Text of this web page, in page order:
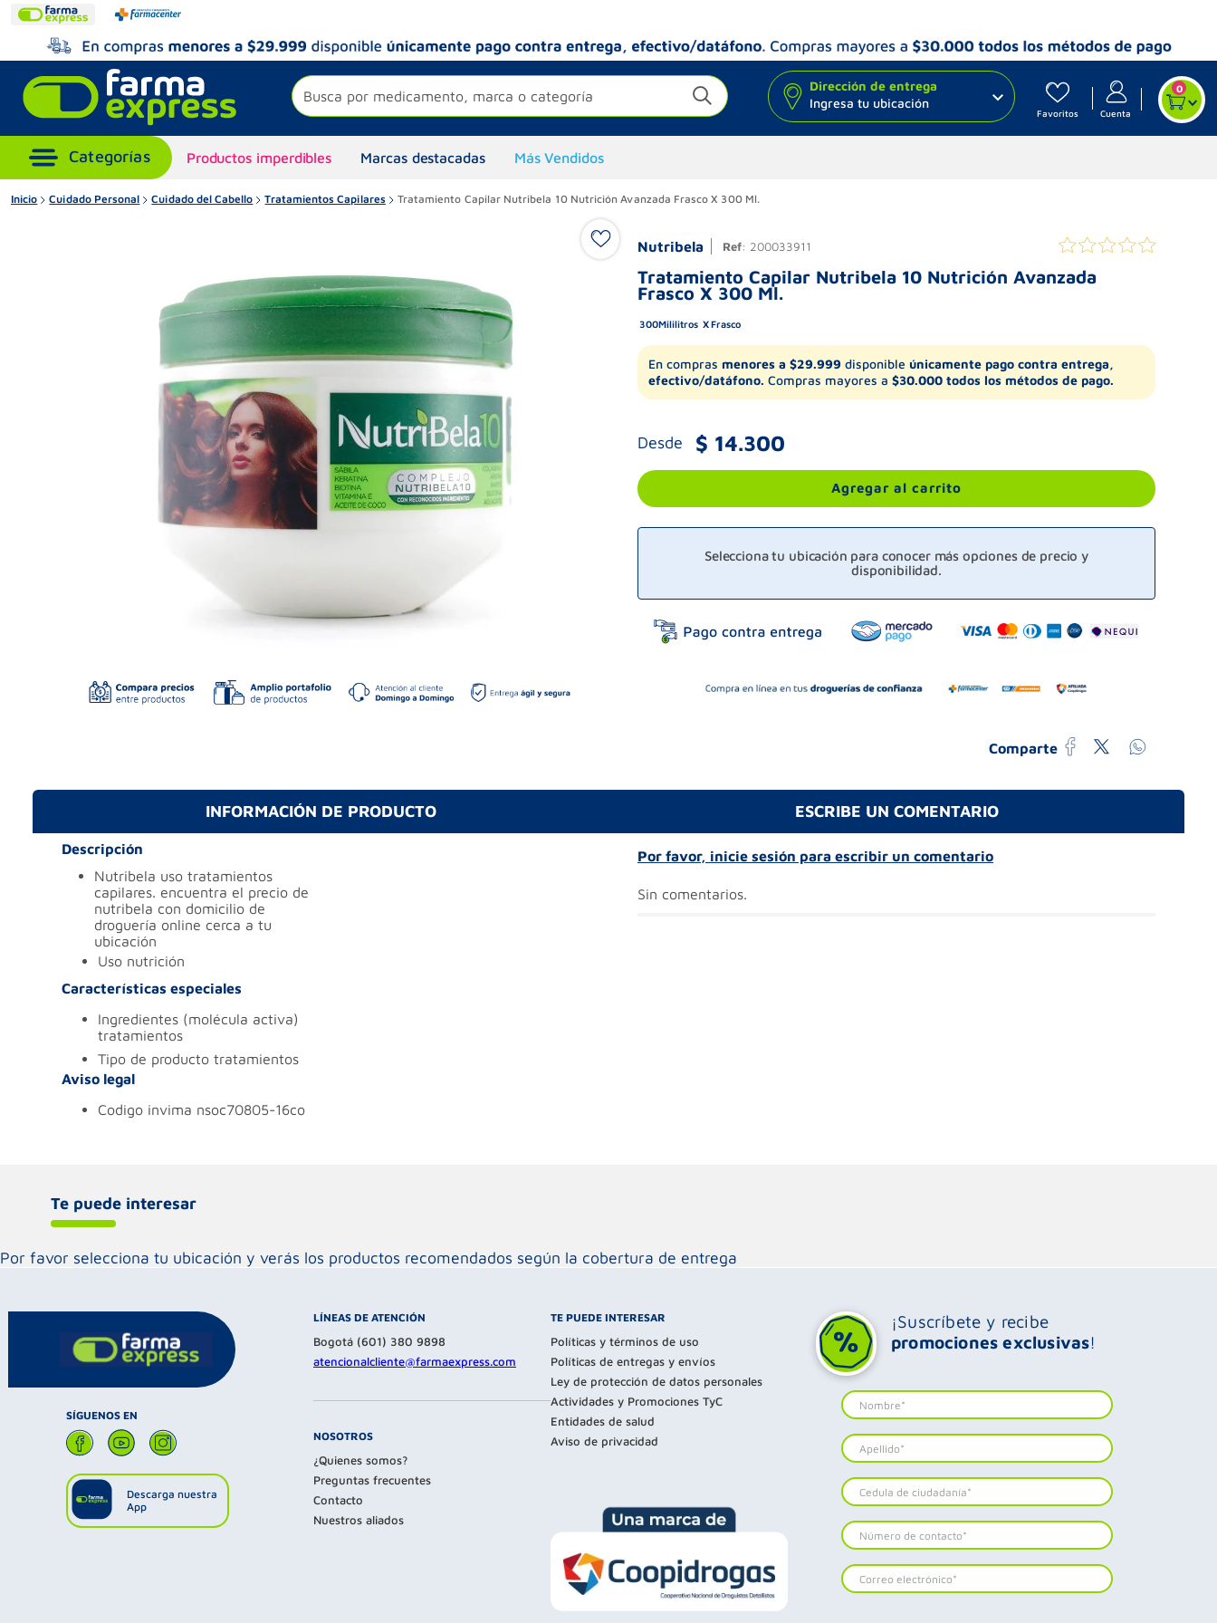
Busca por medicamento, marca o categoría
Dirección de entrega
Ingresa tu ubicación
Favoritos Cuenta
0
Productos imperdibles Marcas destacadas Más Vendidos
Inicio Cuidado Personal Cuidado del Cabello Tratamientos Capilares Tratamiento Capilar Nutribela 10 Nutrición Avanzada Frasco X 300 Ml.
Nutribela Ref: 200033911
Tratamiento Capilar Nutribela 10 Nutrición Avanzada
Frasco X 300 Ml.
300Mililitros Frasco
En compras menores a $29.999 disponible únicamente pago contra entrega,
efectivo/datáfono. Compras mayores a $30.000 todos los métodos de pago.
Desde $ 14.300
Agregar al carrito
Selecciona tu ubicación para conocer más opciones de precio y
disponibilidad.
Comparte
INFORMACIÓN DE PRODUCTO
Descripción
nutribela uso tratamientos
capilares. encuentra el precio de
nutribela con domicilio de
droguería online cerca a tu
ubicación
uso nutrición
Características especiales
ingredientes (molécula activa)
tratamientos
tipo de producto tratamientos
Aviso legal
codigo invima nsoc70805-16co
ESCRIBE UN COMENTARIO
Por favor, inicie sesión para escribir un comentario
Sin comentarios.
Te puede interesar
Por favor selecciona tu ubicación y verás los productos recomendados según la cobertura de entrega
SÍGUENOS EN
Descarga nuestra
App
LÍNEAS DE ATENCIÓN
Bogotá (601) 380 9898
atencionalcliente@farmaexpress.com
NOSOTROS
¿Quienes somos?
Preguntas frecuentes
Contacto
Nuestros aliados
TE PUEDE INTERESAR
Políticas y términos de uso
Políticas de entregas y envíos
Ley de protección de datos personales
Actividades y Promociones TyC
Entidades de salud
Aviso de privacidad
¡Suscríbete y recibe
promociones exclusivas!